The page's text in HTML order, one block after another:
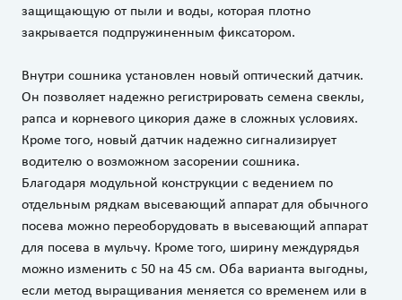
защищающую от пыли и воды, которая плотно
закрывается подпружиненным фиксатором.
Внутри сошника установлен новый оптический датчик.
Он позволяет надежно регистрировать семена свеклы,
рапса и корневого цикория даже в сложных условиях.
Кроме того, новый датчик надежно сигнализирует
водителю о возможном засорении сошника.
Благодаря модульной конструкции c ведением по
отдельным рядкам высевающий аппарат для обычного
посева можно переоборудовать в высевающий аппарат
для посева в мульчу. Кроме того, ширину междурядья
можно изменить с 50 на 45 см. Оба варианта выгодны,
если метод выращивания меняется со временем или в